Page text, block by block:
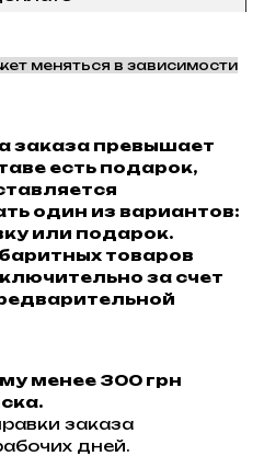
меняться в зависимости
заказа превышает
есть подарок,
один из вариантов:
или подарок.
товаров
за счет
менее 300 грн
заказа
дней.